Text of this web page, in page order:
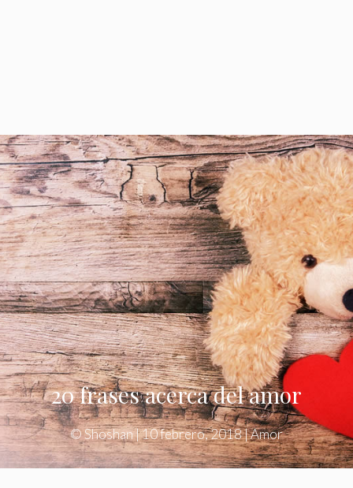
20 frases acerca del amor
©Shoshan|10 febrero, 2018|Amor